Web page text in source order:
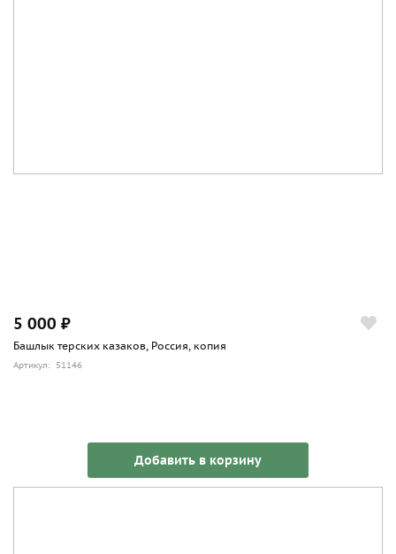
5 000 ₽
Башлык терских казаков, Россия, копия
Артикул: 51146
Добавить в корзину